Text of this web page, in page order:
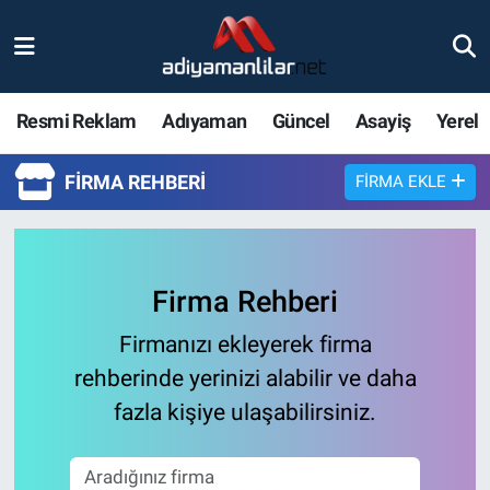
Resmi Reklam Adıyaman Güncel Asayiş Yerel
FIRMA REHBERI FIRMA EKLE
Firma Rehberi
Firmanızı ekleyerek firma
rehberinde yerinizi alabilir ve daha
fazla kişiye ulaşabilirsiniz.
Röportajlar
Bölge Haberleri
Asayiş
Sağlık
Nöbetçi Eczaneler
Adiyaman Namaz Vakitleri
Süper Lig Puan Durumu ve Fikstür
Son Dakika Haberleri
Haber Arşivi